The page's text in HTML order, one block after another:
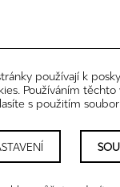
používají k
Používáním
s použitím